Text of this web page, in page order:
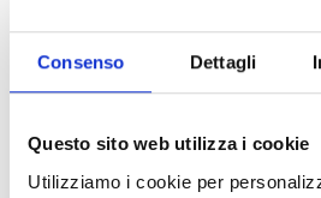
Consenso Dettagli
Questo sito web utilizza i cookie
Utilizziamo i cookie per
PREPARAZIONE
Le trofie al forno con le
primo semplice e delizioso.
melanzane è un must e fatta
buona, cremosa, filante e